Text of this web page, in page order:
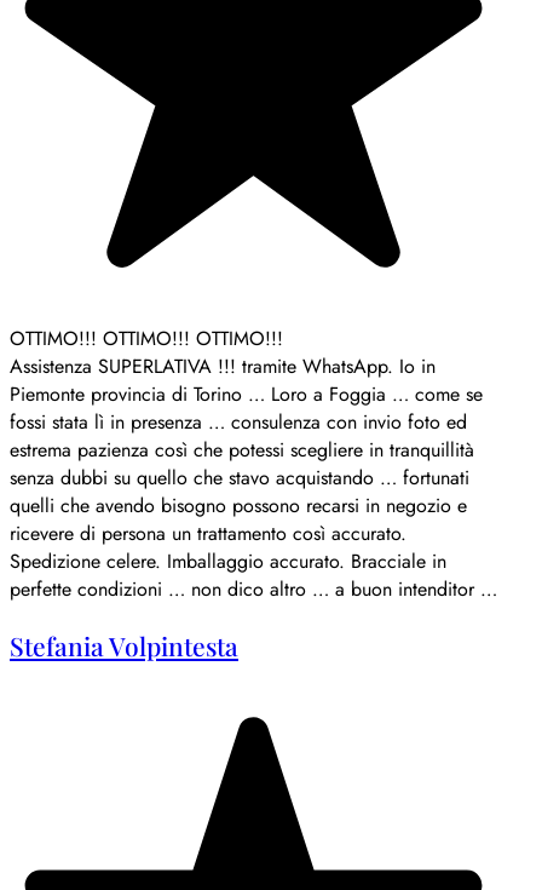
OTTIMO!!! OTTIMO!!! OTTIMO!!!
Assistenza SUPERLATIVA !!! tramite WhatsApp. Io in
Piemonte provincia di Torino … Loro a Foggia … come se
fossi stata lì in presenza … consulenza con invio foto ed
estrema pazienza così che potessi scegliere in tranquillità
senza dubbi su quello che stavo acquistando … fortunati
quelli che avendo bisogno possono recarsi in negozio e
ricevere di persona un trattamento così accurato.
Spedizione celere. Imballaggio accurato. Bracciale in
perfette condizioni … non dico altro … a buon intenditor …
Stefania Volpintesta